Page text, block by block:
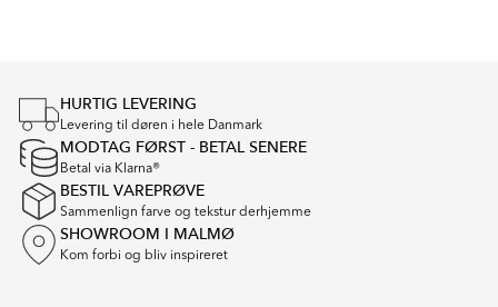
HURTIG LEVERING
Levering til døren i hele Danmark
MODTAG FØRST - BETAL SENERE
Betal via Klarna®
BESTIL VAREPRØVE
Sammenlign farve og tekstur derhjemme
SHOWROOM I MALMØ
Kom forbi og bliv inspireret